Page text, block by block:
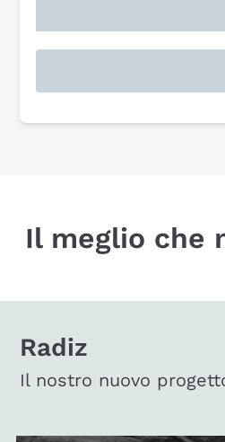
Il meglio che
Radiz
Il nostro nuovo